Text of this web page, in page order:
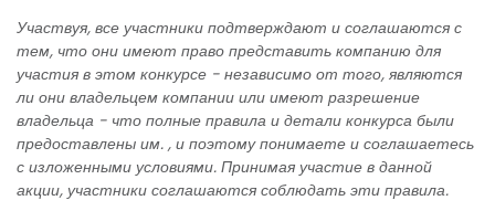
Участвуя, все участники подтверждают и соглашаются с
тем, что они имеют право представить компанию для
участия в этом конкурсе - независимо от того, являются
ли они владельцем компании или имеют разрешение
владельца - что полные правила и детали конкурса были
предоставлены им. , и поэтому понимаете и соглашаетесь
с изложенными условиями. Принимая участие в данной
акции, участники соглашаются соблюдать эти правила.